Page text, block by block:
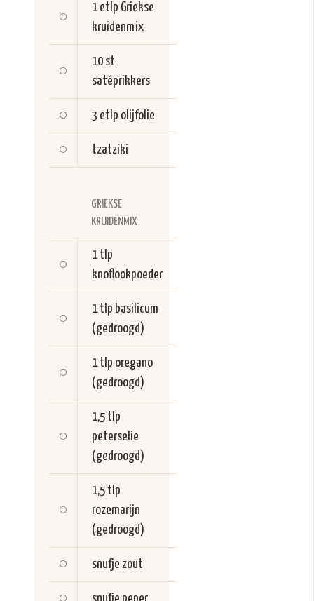
1 etlp Griekse
kruidenmix
10 st
satéprikkers
3 etlp olijfolie
tzatziki
GRIEKSE
KRUIDENMIX
1 tlp
knoflookpoeder
1 tlp basilicum
(gedroogd)
1 tlp oregano
(gedroogd)
1,5 tlp
peterselie
(gedroogd)
1,5 tlp
rozemarijn
(gedroogd)
snufje zout